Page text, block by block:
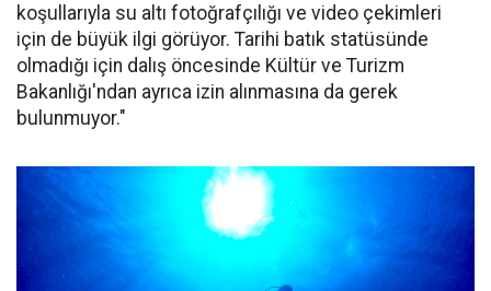
koşullarıyla su altı fotoğrafçılığı ve video çekimleri
için de büyük ilgi görüyor. Tarihi batık statüsünde
olmadığı için dalış öncesinde Kültür ve Turizm
Bakanlığı'ndan ayrıca izin alınmasına da gerek
bulunmuyor."